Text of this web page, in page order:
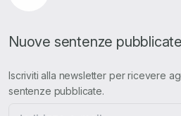
Nuove sentenze pubblicate
Iscriviti alla newsletter per ricevere
sentenze pubblicate.